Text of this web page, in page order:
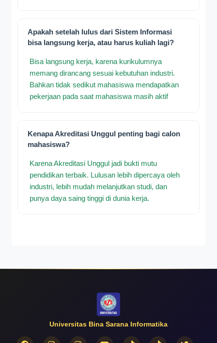
Apakah setelah lulus dari Sistem Informasi
bisa langsung kerja, atau harus kuliah lagi?
Bisa langsung kerja, karena kurikulumnya
memang dirancang sesuai kebutuhan industri.
Bahkan tidak sedikut mahasiswa mendapatkan
pekerjaan pada saat mahasiswa masih aktif
Kenapa Akreditasi Unggul penting bagi calon
mahasiswa?
Karena Akreditasi Unggul jadi bukti mutu
pendidikan terbaik. Lulusan lebih dipercaya oleh
industri, lebih mudah melanjutkan studi, dan
punya daya saing tinggi di dunia kerja.
Universitas Bina Sarana Informatika